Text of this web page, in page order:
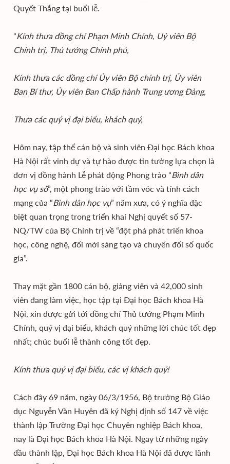
Quyết Thắng tại buổi lễ.
“Kính thưa đồng chí Phạm Minh Chính, Uỷ viên Bộ
Chính trị, Thủ tướng Chính phủ,
Kính thưa các đồng chí Ủy viên Bộ chính trị, Ủy viên
Ban Bí thư, Ủy viên Ban Chấp hành Trung ương Đảng,
Thưa các quý vị đại biểu, khách quý,
Hôm nay, tập thể cán bộ và sinh viên Đại học Bách khoa
Hà Nội rất vinh dự và tự hào được tin tưởng lựa chọn là
đơn vị đồng hành Lễ phát động Phong trào “Bình dân
học vụ số”, một phong trào với tầm vóc và tính cách
mạng của “Bình dân học vụ” năm xưa, có ý nghĩa đặc
biệt quan trọng trong triển khai Nghị quyết số 57-
NQ/TW của Bộ Chính trị về “đột phá phát triển khoa
học, công nghệ, đổi mới sáng tạo và chuyển đổi số quốc
gia”.
Thay mặt gần 1800 cán bộ, giảng viên và 42,000 sinh
viên đang làm việc, học tập tại Đại học Bách khoa Hà
Nội, xin được gửi tới đồng chí Thủ tướng Phạm Minh
Chính, quý vị đại biểu, khách quý những lời chúc tốt đẹp
nhất; chúc buổi lễ thành công tốt đẹp.
Kính thưa quý vị đại biểu, các vị khách quý!
Cách đây 69 năm, ngày 06/3/1956, Bộ trưởng Bộ Giáo
dục Nguyễn Văn Huyên đã ký Nghị định số 147 về việc
thành lập Trường Đại học Chuyên nghiệp Bách khoa,
nay là Đại học Bách khoa Hà Nội. Ngay từ những ngày
đầu thành lập, Đại học Bách khoa Hà Nội đã được lãnh